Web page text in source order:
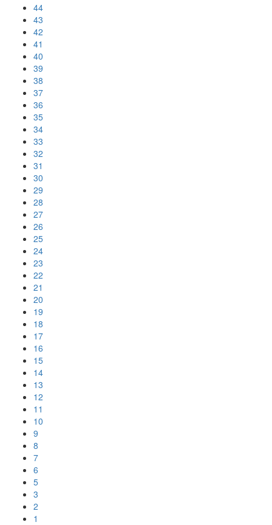
44
43
42
41
40
39
38
37
36
35
34
33
32
31
30
29
28
27
26
25
24
23
22
21
20
19
18
17
16
15
14
13
12
11
10
9
8
7
6
5
3
2
1